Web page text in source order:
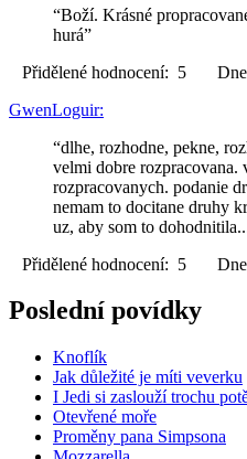
“Boží. Krásné
hurá”
Přidělené hodnocení: 5 Dne:
GwenLoguir:
“dlhe, rozhodne, pekne,
velmi dobre rozpracovana.
rozpracovanych. podanie
nemam to docitane druhy
uz, aby som to
Přidělené hodnocení: 5 Dne:
Poslední povídky
Knoflík
Jak důležité je míti veverku
I Jedi si zaslouží trochu
Otevřené moře
Proměny pana Simpsona